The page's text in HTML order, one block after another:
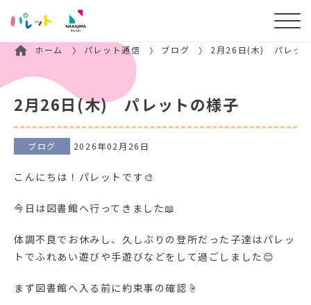
ホーム パレット通信 ブログ 2月26日(木) パレッ
2月26日(木) パレットの様子
ブログ 2026年02月26日
こんにちは！パレットです🎨
今日は図書館へ行ってきました📖
体調不良でお休みし、久しぶりの登所だった子達はパレッ
トでふれあい遊びや手遊びなどをして過ごしました😊
まず図書館へ入る前に約束事の確認☝